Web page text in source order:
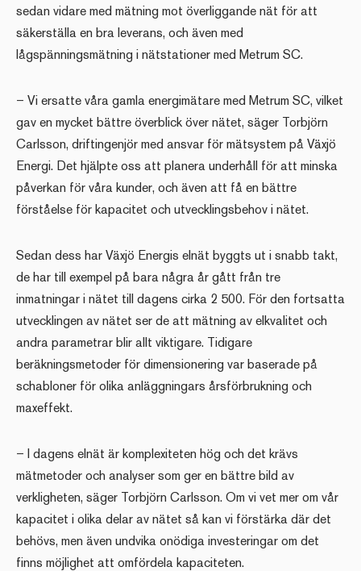
sedan vidare med mätning mot överliggande nät för att
säkerställa en bra leverans, och även med
lågspänningsmätning i nätstationer med Metrum SC.
– Vi ersatte våra gamla energimätare med Metrum SC, vilket
gav en mycket bättre överblick över nätet, säger Torbjörn
Carlsson, driftingenjör med ansvar för mätsystem på Växjö
Energi. Det hjälpte oss att planera underhåll för att minska
påverkan för våra kunder, och även att få en bättre
förståelse för kapacitet och utvecklingsbehov i nätet.
Sedan dess har Växjö Energis elnät byggts ut i snabb takt,
de har till exempel på bara några år gått från tre
inmatningar i nätet till dagens cirka 2 500. För den fortsatta
utvecklingen av nätet ser de att mätning av elkvalitet och
andra parametrar blir allt viktigare. Tidigare
beräkningsmetoder för dimensionering var baserade på
schabloner för olika anläggningars årsförbrukning och
maxeffekt.
– I dagens elnät är komplexiteten hög och det krävs
mätmetoder och analyser som ger en bättre bild av
verkligheten, säger Torbjörn Carlsson. Om vi vet mer om vår
kapacitet i olika delar av nätet så kan vi förstärka där det
behövs, men även undvika onödiga investeringar om det
finns möjlighet att omfördela kapaciteten.